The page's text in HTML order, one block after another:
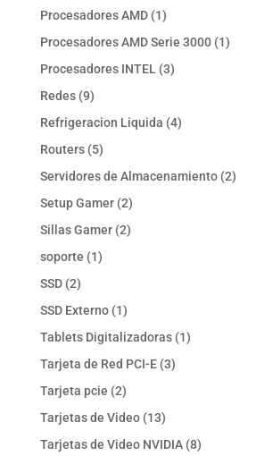
productos
Procesadores AMD 11
producto
Procesadores AMD Serie 3000 11
Procesadores INTEL 33
Redes 99
productos
Refrigeracion Liquida 44
Routers 55
productos
Servidores de Almacenamiento 22
Setup Gamer 22
productos
Sillas Gamer 22
soporte 11
SSD 22
productos
SSD Externo 11
producto
Tablets Digitalizadoras 11
Tarjeta de Red PCI-E 33
Tarjeta pcie 22
productos
Tarjetas de Video 1313
productos
Tarjetas de Video NVIDIA 88